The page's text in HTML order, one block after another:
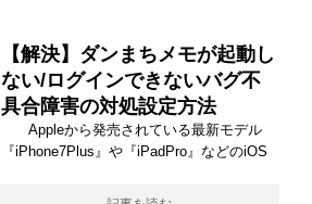
【解決】ダンまちメモが起動し
ない/ログインできないバグ不
具合障害の対処設定方法
Appleから発売されている最新モデル
『iPhone7Plus』や『iPadPro』などのiOS